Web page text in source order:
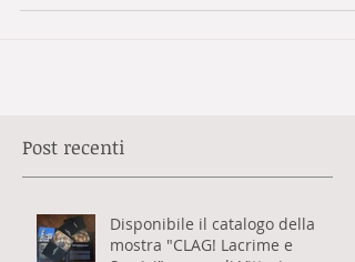
manipulation" su TeleMilano a Galleria Nazionale
Post recenti